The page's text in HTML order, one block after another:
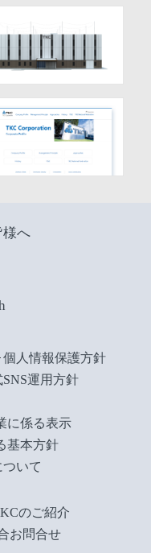
様へ
個人情報保護方針
SNS運用方針
に係る表示
基本方針
いて
のご紹介
お問合せ